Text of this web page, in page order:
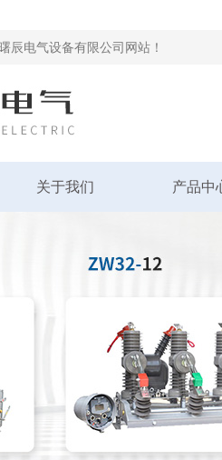
辰电气设备有限公司网站！
关于我们 产品中